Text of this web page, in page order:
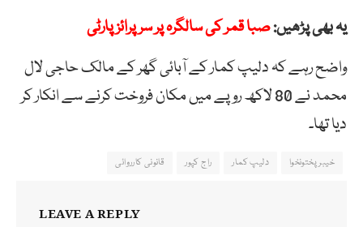
یہ بھی پڑھیں:صبا قمر کی سالگرہ پر سرپرائز پارٹی
واضح رہے کہ دلیپ کمار کے آبائی گھر کے مالک حاجی لال
محمد نے 80 لاکھ روپے میں مکان فروخت کرنے سے انکار کر
دیا تھا۔
خیبر پختونخوا دلیپ کمار راج کپور قانونی کارروائی
LEAVE A REPLY